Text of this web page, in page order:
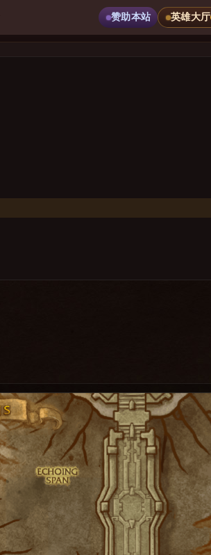
赞助本站 英雄大厅